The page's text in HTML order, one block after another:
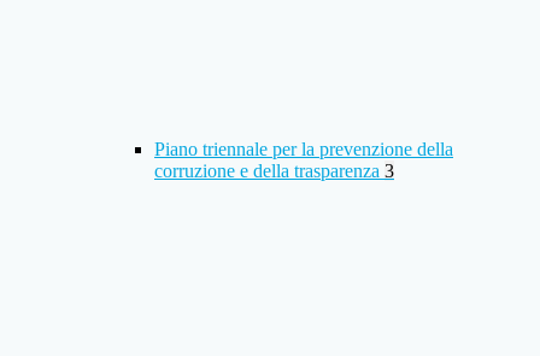
Piano triennale per la prevenzione della
corruzione e della trasparenza 3